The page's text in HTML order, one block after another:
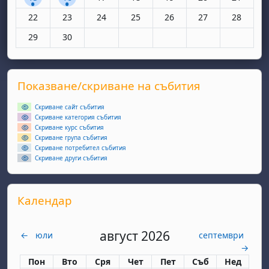
Няма събития, понеделник, 22 юни
22 Няма събития, вторник, 23 юни
23 Няма събития, сряда, 24 юни
24 Няма събития, четвъртък, 25 юни
25 Няма събития, петък, 26
26 Няма събития,
27 Няма
28
Няма събития, понеделник, 29 юни
29 Няма събития, вторник, 30 юни
30
Supplementary blocks
Прескочи Показване/скриване на събития
Показване/скриване на събития
Скриване сайт събития
Скриване категория събития
Скриване курс събития
Скриване група събития
Скриване потребител събития
Скриване други събития
Прескочи Календар
Календар
← юли август 2026
септември
→
Понеделник
Пон вторник
Вто сряда
Сря четвъртък
Чет петък
Пет събота
Съб неделя
Нед